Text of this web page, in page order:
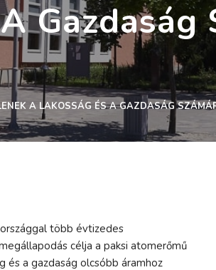
Gazdaság
A LAKOSSÁG ÉS A GAZDASÁG
több évtizedes
célja a paksi atomerőmű
és a gazdaság olcsóbb áramhoz